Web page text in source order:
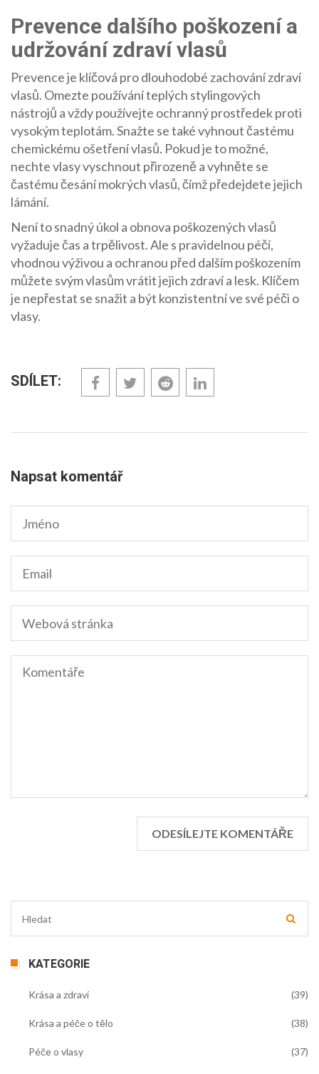
Prevence dalšího poškození a
udržování zdraví vlasů
Prevence je klíčová pro dlouhodobé zachování zdraví
vlasů. Omezte používání teplých stylingových
nástrojů a vždy používejte ochranný prostředek proti
vysokým teplotám. Snažte se také vyhnout častému
chemickému ošetření vlasů. Pokud je to možné,
nechte vlasy vyschnout přirozeně a vyhněte se
častému česání mokrých vlasů, čímž předejdete jejich
lámání.
Není to snadný úkol a obnova poškozených vlasů
vyžaduje čas a trpělivost. Ale s pravidelnou péčí,
vhodnou výživou a ochranou před dalším poškozením
můžete svým vlasům vrátit jejich zdraví a lesk. Klíčem
je nepřestat se snažit a být konzistentní ve své péči o
vlasy.
SDÍLET:
Napsat komentář
KATEGORIE
Krása a zdraví (39)
Krása a péče o tělo (38)
Péče o vlasy (37)